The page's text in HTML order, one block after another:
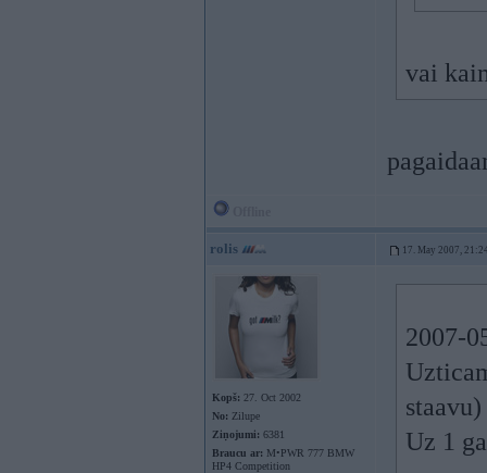
vai
rolis 17. May 2007,
Kopš: 27. Oct 2002
No: Zilupe
Ziņojumi: 6381
Braucu ar: M•PWR 777 BMW
HP4 Competition
2007-
Uz 1